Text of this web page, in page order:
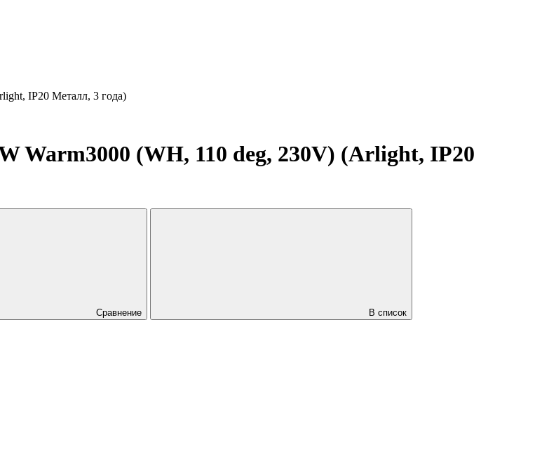
IP20 Металл, 3 года)
Warm3000 (WH, 110 deg, 230V) (Arlight, IP20
Сравнение
В список